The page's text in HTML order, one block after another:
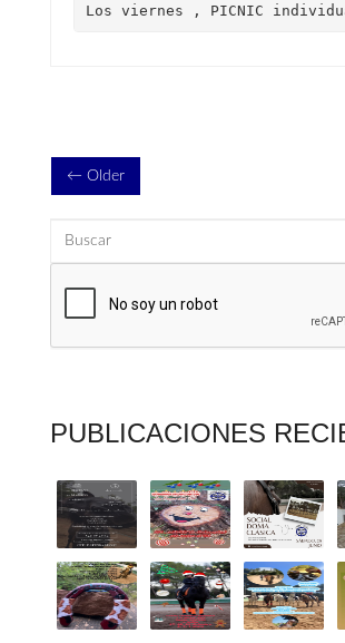
Los viernes , PICNIC
← Older
Buscar
PUBLICACIONES